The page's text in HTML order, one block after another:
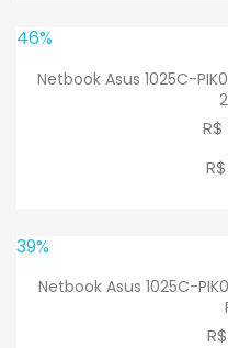
46%
Netbook Asus 1025C-
R$
39%
Netbook Asus 1025C-